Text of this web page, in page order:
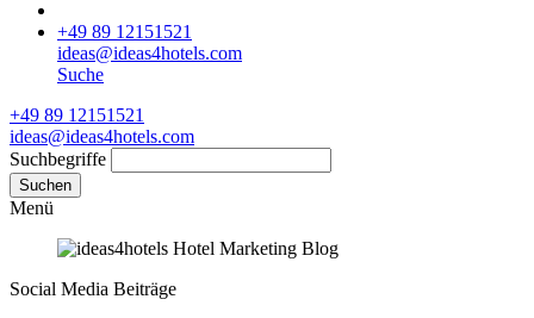
+49 89 12151521
ideas@ideas4hotels.com
Suche
+49 89 12151521
ideas@ideas4hotels.com
Suchbegriffe
Suchen
Menü
Social Media Beiträge